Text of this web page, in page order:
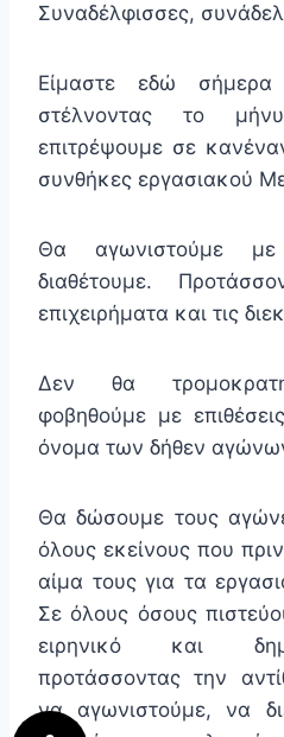
Συναδέλφισσες,
Είμαστε εδώ σήμερα
στέλνοντας το
επιτρέψουμε σε
συνθήκες εργασιακού
Θα αγωνιστούμε
διαθέτουμε.
επιχειρήματα και τις
Δεν θα
φοβηθούμε με
όνομα των δήθεν
Θα δώσουμε τους
όλους εκείνους που
αίμα τους για τα
Σε όλους όσους
ειρηνικό και
προτάσσοντας την
να αγωνιστούμε, να